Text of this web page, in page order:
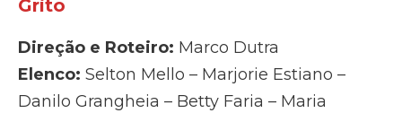
Grito
Direção e Roteiro: Marco Dutra
Elenco: Selton Mello – Marjorie Estiano –
Danilo Grangheia – Betty Faria – Maria